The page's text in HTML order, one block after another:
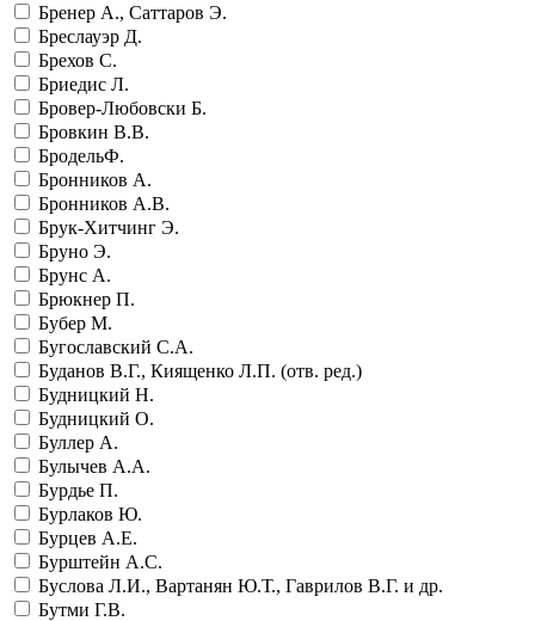
Бренер А., Саттаров Э.
Бреслауэр Д.
Брехов С.
Бриедис Л.
Бровер-Любовски Б.
Бровкин В.В.
БродельФ.
Бронников А.
Бронников А.В.
Брук-Хитчинг Э.
Бруно Э.
Брунс А.
Брюкнер П.
Бубер М.
Бугославский С.А.
Буданов В.Г., Киященко Л.П. (отв. ред.)
Будницкий Н.
Будницкий О.
Буллер А.
Булычев А.А.
Бурдье П.
Бурлаков Ю.
Бурцев А.Е.
Бурштейн А.С.
Буслова Л.И., Вартанян Ю.Т., Гаврилов В.Г. и др.
Бутми Г.В.